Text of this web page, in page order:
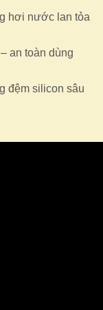
hơi nước lan tỏa
an toàn dùng
đệm silicon sâu